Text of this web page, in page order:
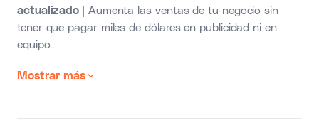
actualizado | Aumenta las ventas de tu negocio sin
tener que pagar miles de dólares en publicidad ni en
equipo.
Mostrar más